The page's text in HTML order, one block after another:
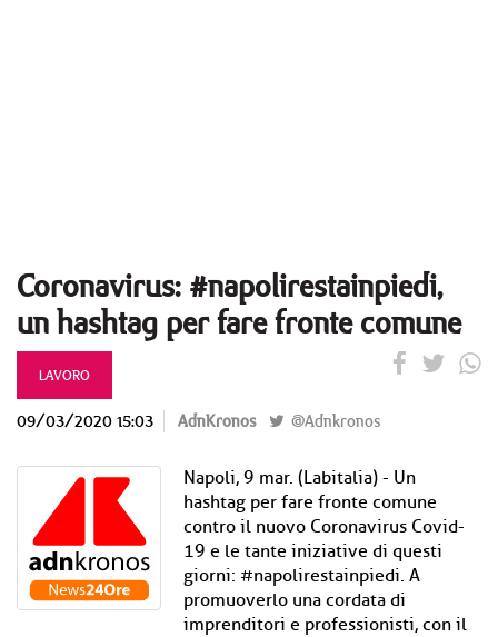
Coronavirus: #napolirestainpiedi,
un hashtag per fare fronte comune
LAVORO
09/03/2020 15:03 AdnKronos @Adnkronos
Napoli, 9 mar. (Labitalia) - Un
hashtag per fare fronte comune
contro il nuovo Coronavirus Covid-
19 e le tante iniziative di questi
giorni: #napolirestainpiedi. A
promuoverlo una cordata di
imprenditori e professionisti, con il